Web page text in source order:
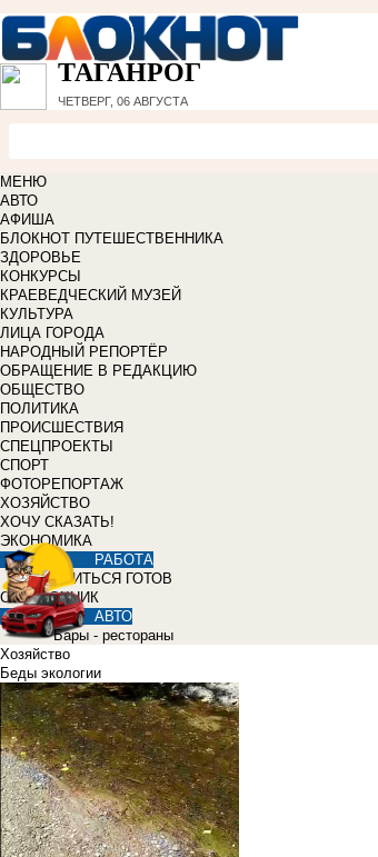
ТАГАНРОГ
ЧЕТВЕРГ, 06 АВГУСТА
МЕНЮ
АВТО
АФИША
БЛОКНОТ ПУТЕШЕСТВЕННИКА
ЗДОРОВЬЕ
КОНКУРСЫ
КРАЕВЕДЧЕСКИЙ МУЗЕЙ
КУЛЬТУРА
ЛИЦА ГОРОДА
НАРОДНЫЙ РЕПОРТЁР
ОБРАЩЕНИЕ В РЕДАКЦИЮ
ОБЩЕСТВО
ПОЛИТИКА
ПРОИСШЕСТВИЯ
СПЕЦПРОЕКТЫ
СПОРТ
ФОТОРЕПОРТАЖ
ХОЗЯЙСТВО
ХОЧУ СКАЗАТЬ!
ЭКОНОМИКА
РАБОТА
УЧИТЬСЯ ГОТОВ
СПРАВОЧНИК
АВТО
Бары - рестораны
Хозяйство
Беды экологии